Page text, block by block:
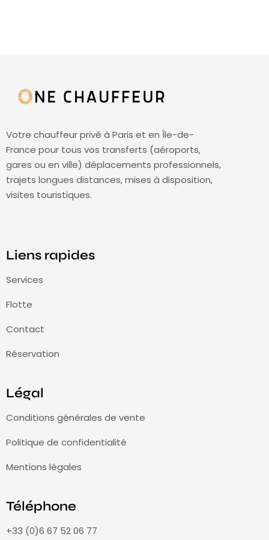
Votre chauffeur privé à Paris et en Île-de-
France pour tous vos transferts (aéroports,
gares ou en ville) déplacements professionnels,
trajets longues distances, mises à disposition,
visites touristiques.
Liens rapides
Services
Flotte
Contact
Réservation
Légal
Conditions générales de vente
Politique de confidentialité
Mentions légales
Téléphone
+33 (0)6 67 52 06 77